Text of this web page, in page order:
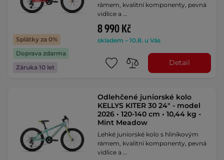
Splátky za 0%
Doprava zdarma
Záruka 10 let
rámem, kvalitní komponenty, pevná
vidlice a …
8 990 Kč
skladem – 10.8. u Vás
Detail
Odlehčené juniorské kolo
KELLYS KITER 30 24" - model
2026 • 120-140 cm • 10,44 kg -
Mint Meadow
Lehké juniorské kolo s hliníkovým
rámem, kvalitní komponenty, pevná
vidlice a …